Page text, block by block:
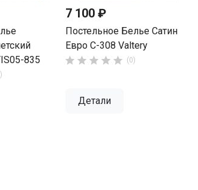
835
7 100 ₽
Постельное Белье Сатин
Евро С-308 Valtery
     (0)
Детали